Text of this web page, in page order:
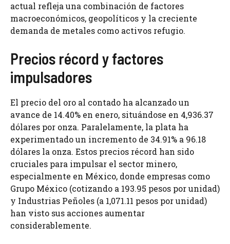
actual refleja una combinación de factores
macroeconómicos, geopolíticos y la creciente
demanda de metales como activos refugio.
Precios récord y factores
impulsadores
El precio del oro al contado ha alcanzado un
avance de 14.40% en enero, situándose en 4,936.37
dólares por onza. Paralelamente, la plata ha
experimentado un incremento de 34.91% a 96.18
dólares la onza. Estos precios récord han sido
cruciales para impulsar el sector minero,
especialmente en México, donde empresas como
Grupo México (cotizando a 193.95 pesos por unidad)
y Industrias Peñoles (a 1,071.11 pesos por unidad)
han visto sus acciones aumentar
considerablemente.